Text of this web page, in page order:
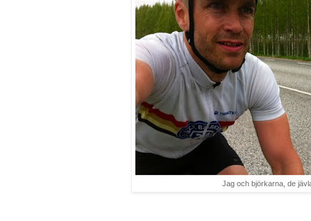
Jag och björkarna, de